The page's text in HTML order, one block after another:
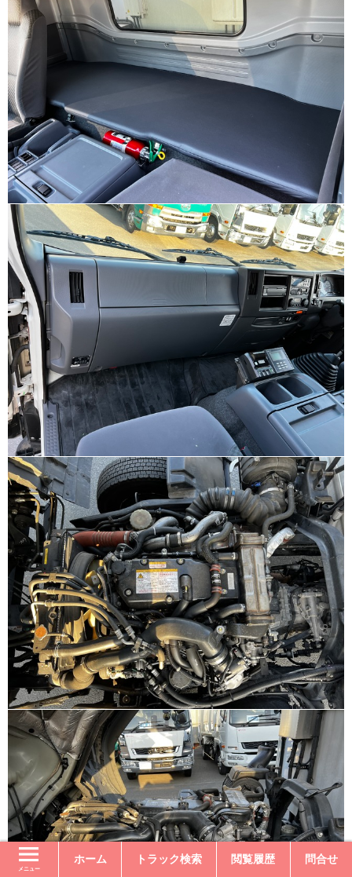
メニュー
ホーム トラック検索 閲覧履歴 問合せ